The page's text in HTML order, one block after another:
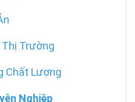
Thị Trường
Chất Lượng
Nghiệp